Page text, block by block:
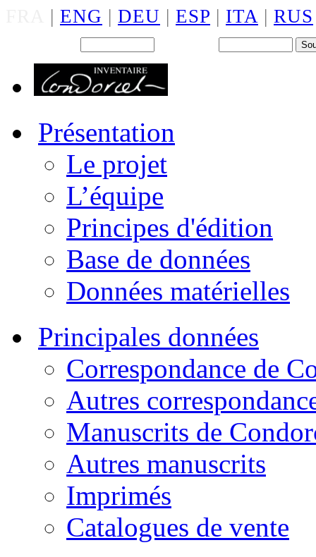
| ENG | DEU | ESP | ITA | RUS
Présentation
Le projet
L’équipe
Principes d'édition
Base de données
Données matérielles
Principales données
Correspondance de
Autres
Manuscrits de
Autres manuscrits
Imprimés
Catalogues de vente